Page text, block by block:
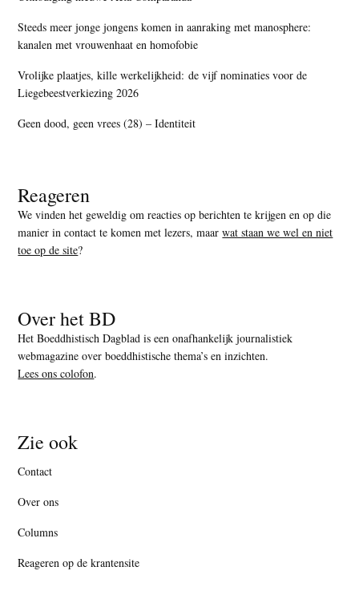
Steeds meer jonge jongens komen in aanraking met manosphere:
kanalen met vrouwenhaat en homofobie
Vrolijke plaatjes, kille werkelijkheid: de vijf nominaties voor de
Liegebeestverkiezing 2026
Geen dood, geen vrees (28) – Identiteit
Reageren
We vinden het geweldig om reacties op berichten te krijgen en op die
manier in contact te komen met lezers, maarwat staan we wel en niet
toe op de site?
Over het BD
Het Boeddhistisch Dagblad is een onafhankelijk journalistiek
webmagazine over boeddhistische thema’s en inzichten.
Lees ons colofon.
Zie ook
Contact
Over ons
Columns
Reageren op de krantensite